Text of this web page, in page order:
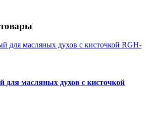
для масляных духов с кисточкой